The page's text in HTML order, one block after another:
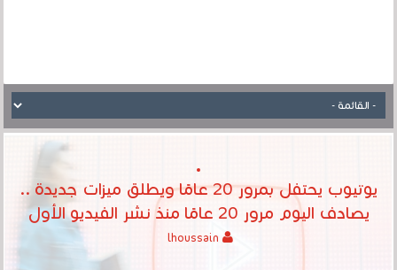
يوتيوب يحتفل بمرور 20 عامًا ويطلق ميزات جديدة ..
يصادف اليوم مرور 20 عامًا منذ نشر الفيديو الأول